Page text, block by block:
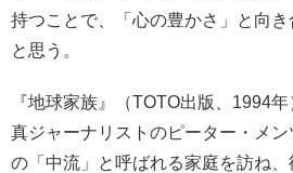
持つことで、「心の豊かさ」と向
と思う。
『地球家族』（TOTO出版、1994
真ジャーナリストのピーター・メ
の「中流」と呼ばれる家庭を訪ね